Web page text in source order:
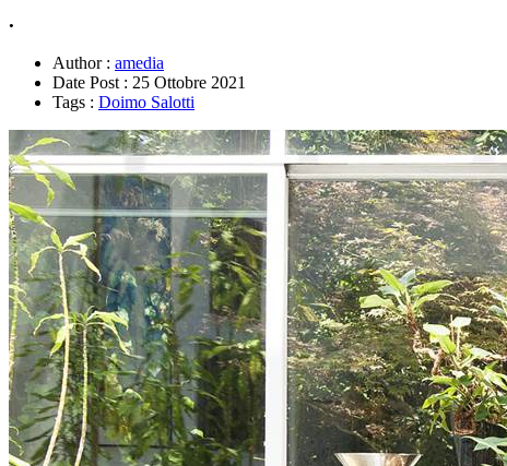
.
Author : amedia
Date Post : 25 Ottobre 2021
Tags : Doimo Salotti